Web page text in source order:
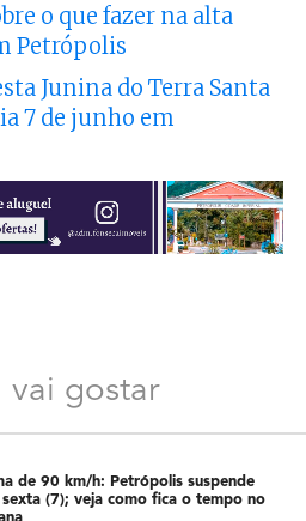
o que fazer na alta
Petrópolis
Junina do Terra Santa
7 de junho em
vai gostar
de 90 km/h: Petrópolis suspende
sexta (7); veja como fica o tempo no